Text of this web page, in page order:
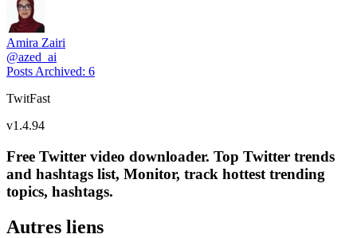
Amira Zairi
@azed_ai
Posts Archived: 6
TwitFast
v1.4.94
Free Twitter video downloader. Top Twitter trends
and hashtags list, Monitor, track hottest trending
topics, hashtags.
Autres liens